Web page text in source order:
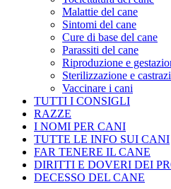
Malattie del cane
Sintomi del cane
Cure di base del cane
Parassiti del cane
Riproduzione e
Sterilizzazione e
Vaccinare i cani
TUTTI I CONSIGLI
RAZZE
I NOMI PER CANI
TUTTE LE INFO SUI CANI
FAR TENERE IL CANE
DIRITTI E DOVERI DEI
DECESSO DEL CANE